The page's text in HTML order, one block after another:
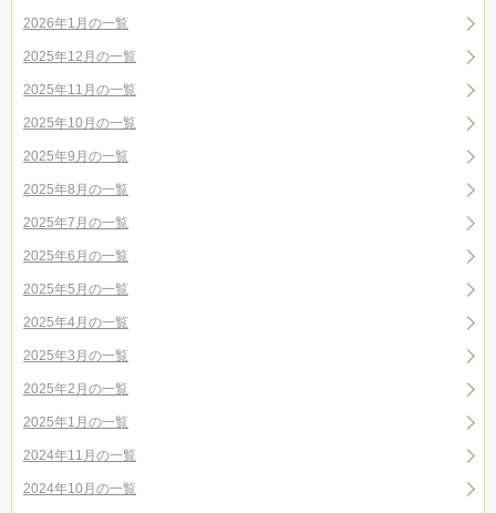
2026年1月の一覧
2025年12月の一覧
2025年11月の一覧
2025年10月の一覧
2025年9月の一覧
2025年8月の一覧
2025年7月の一覧
2025年6月の一覧
2025年5月の一覧
2025年4月の一覧
2025年3月の一覧
2025年2月の一覧
2025年1月の一覧
2024年11月の一覧
2024年10月の一覧